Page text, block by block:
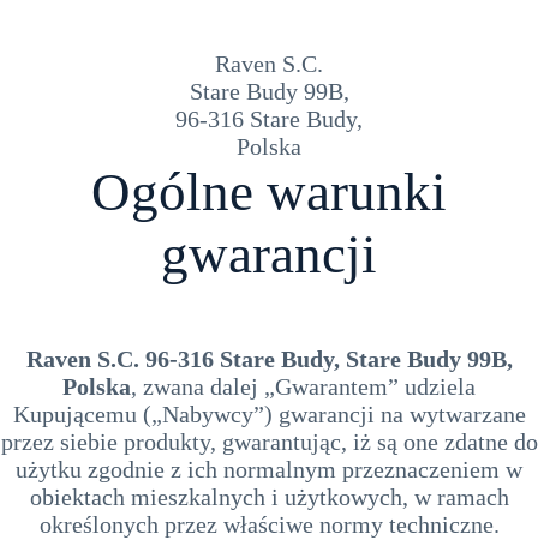
Raven S.C.
Stare Budy 99B,
96-316 Stare Budy,
Polska
Ogólne warunki
gwarancji
Raven S.C. 96-316 Stare Budy, Stare Budy 99B,
Polska, zwana dalej „Gwarantem” udziela
Kupującemu („Nabywcy”) gwarancji na wytwarzane
przez siebie produkty, gwarantując, iż są one zdatne do
użytku zgodnie z ich normalnym przeznaczeniem w
obiektach mieszkalnych i użytkowych, w ramach
określonych przez właściwe normy techniczne.